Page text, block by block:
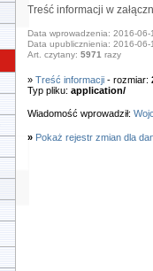
Treść informacji w
Data wprowadzenia: 2016-06-
Data upublicznienia: 2016-06-
Art. czytany: 5971razy
» Treść informacji- rozmiar:
Typ pliku: application/
Wiadomość wprowadził:
» Pokaż rejestr zmian dla